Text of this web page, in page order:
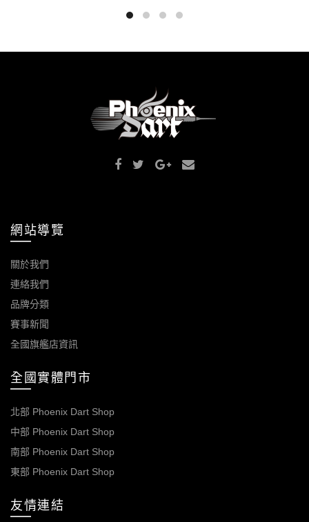
網站導覽
關於我們
連絡我們
品牌分類
賽事新聞
全國旗艦店資訊
全國實體門市
北部 Phoenix Dart Shop
中部 Phoenix Dart Shop
南部 Phoenix Dart Shop
東部 Phoenix Dart Shop
友情連結